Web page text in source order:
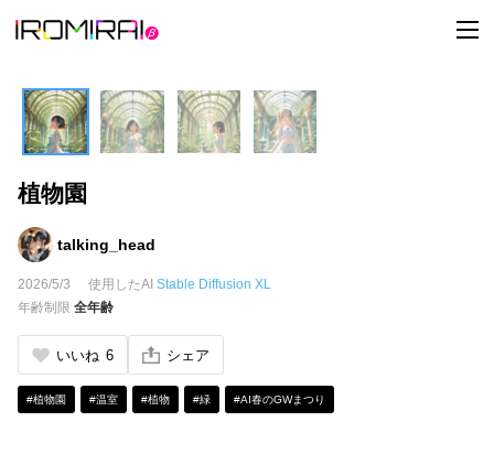
t
o
植物園
talking_head
2026/5/3 使用したAI Stable Diffusion XL
年齢制限 全年齢
いいね 6 シェア
#植物園 #温室 #植物 #緑 #AI春のGWまつり